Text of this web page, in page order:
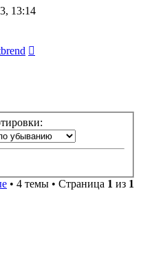
13:14
• 4 темы • Страница 1 из 1